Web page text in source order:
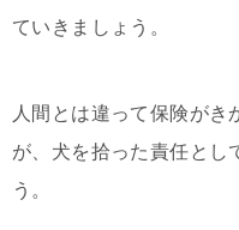
ていきましょう。
人間とは違って保険がき
が、犬を拾った責任とし
う。